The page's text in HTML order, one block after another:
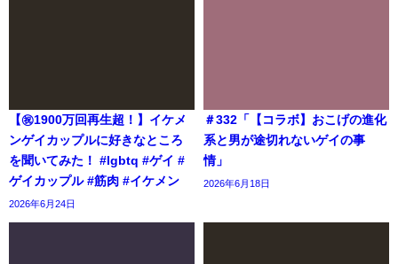
【㊗️1900万回再生超！】イケメ
ンゲイカップルに好きなところ
を聞いてみた！ #lgbtq #ゲイ #
ゲイカップル #筋肉 #イケメン
2026年6月24日
＃332「【コラボ】おこげの進化
系と男が途切れないゲイの事
情」
2026年6月18日